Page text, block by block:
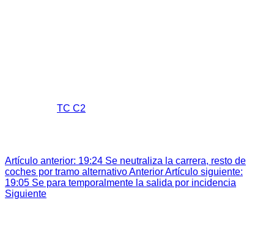
TC C2
Artículo anterior: 19:24 Se neutraliza la carrera, resto de
coches por tramo alternativoAnteriorArtículo siguiente:
19:05 Se para temporalmente la salida por incidencia
Siguiente